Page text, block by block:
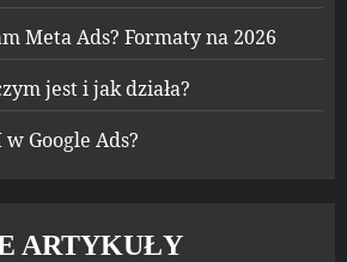
Meta Ads? Formaty na 2026
jest i jak działa?
Google Ads?
ARTYKUŁY